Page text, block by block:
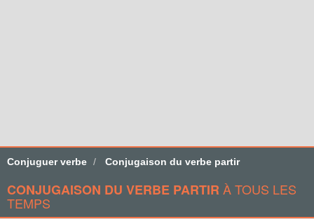
Conjuguer verbe Conjugaison du verbe partir
CONJUGAISON DU VERBE PARTIR À TOUS LES
TEMPS